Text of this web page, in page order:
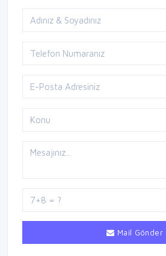
Mail Gönder